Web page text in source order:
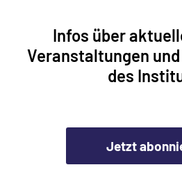
Infos über
Veranstaltungen
des
Jetzt